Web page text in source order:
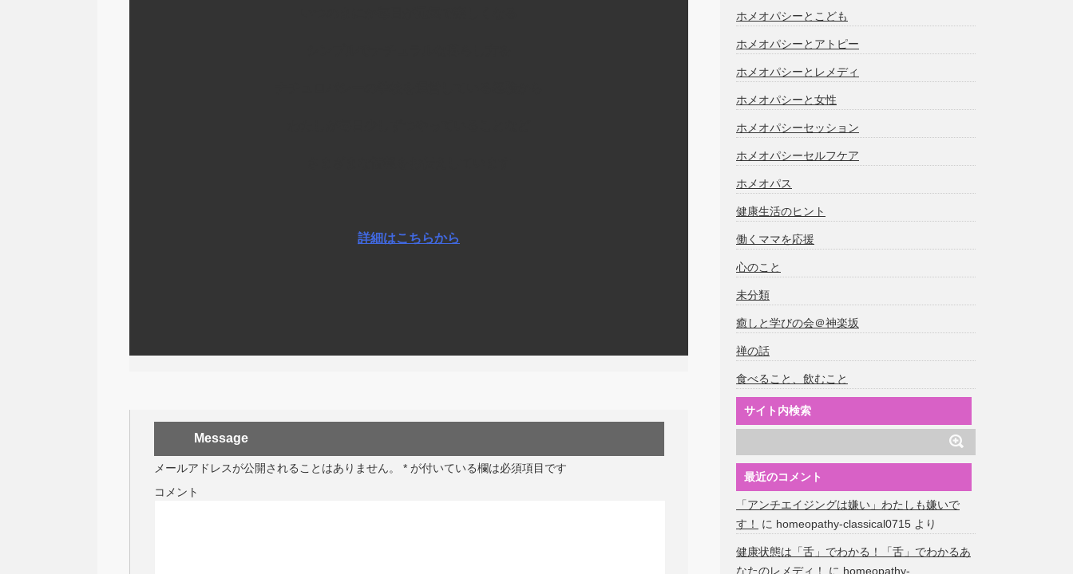
詳細はこちらから
Message
メールアドレスが公開されることはありません。 * が付いている欄は必須項目です
コメント
ホメオパシーとこども
ホメオパシーとアトピー
ホメオパシーとレメディ
ホメオパシーと女性
ホメオパシーセッション
ホメオパシーセルフケア
ホメオパス
健康生活のヒント
働くママを応援
心のこと
未分類
癒しと学びの会＠神楽坂
禅の話
食べること、飲むこと
サイト内検索
最近のコメント
「アンチエイジングは嫌い」わたしも嫌いで
す！
に homeopathy-classical0715 より
健康状態は「舌」でわかる！「舌」でわかるあ
なたのレメディ！
に homeopathy-